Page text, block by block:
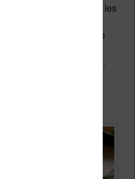
(comme toutes les
chez Kobo) ce qui
de supporter des
et d’être nettoyée
est trop poussiéreuse.
et